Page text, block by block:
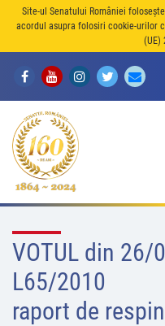
Site-ul Senatului României
acordul asupra folosiri cookie-urilor
(UE)
VOTUL din 26/
L65/2010
raport de